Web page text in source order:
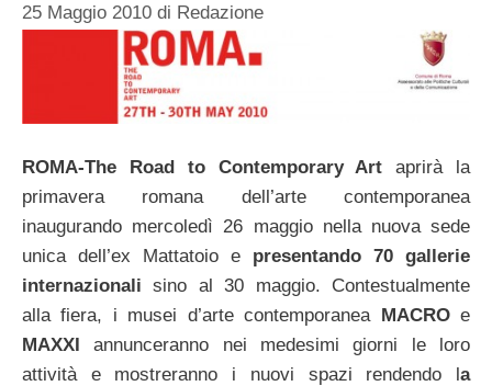
25 Maggio 2010 di Redazione
ROMA-The Road to Contemporary Art aprirà la
primavera romana dell’arte contemporanea
inaugurando mercoledì 26 maggio nella nuova sede
unica dell’ex Mattatoio e presentando 70 gallerie
internazionali sino al 30 maggio. Contestualmente
alla fiera, i musei d’arte contemporanea MACROe
MAXXI annunceranno nei medesimi giorni le loro
attività e mostreranno i nuovi spazi rendendo la